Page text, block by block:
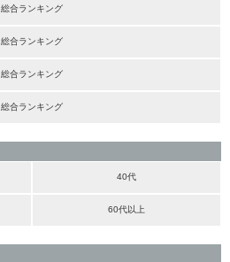
総合ランキング
総合ランキング
総合ランキング
総合ランキング
40代
60代以上